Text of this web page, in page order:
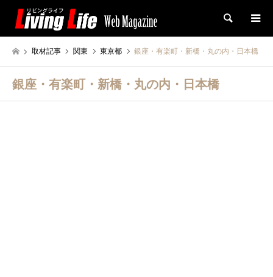
検索
取材記事 関東 東京都 銀座・有楽町・新橋・丸の内・日本橋
銀座・有楽町・新橋・丸の内・日本橋